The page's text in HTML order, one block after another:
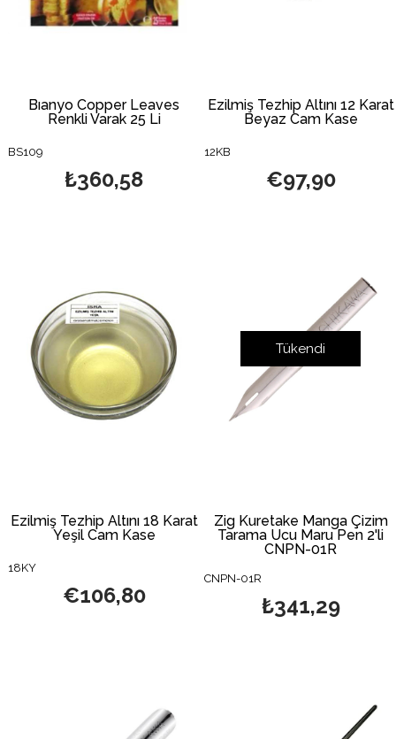
Bıanyo Copper Leaves
Renkli Varak 25 Li
BS109
₺360,58
Ezilmiş Tezhip Altını 12 Karat
Beyaz Cam Kase
12KB
€97,90
Ezilmiş Tezhip Altını 18 Karat
Yeşil Cam Kase
18KY
€106,80
Tükendi
Zig Kuretake Manga Çizim
Tarama Ucu Maru Pen 2'li
CNPN-01R
CNPN-01R
₺341,29